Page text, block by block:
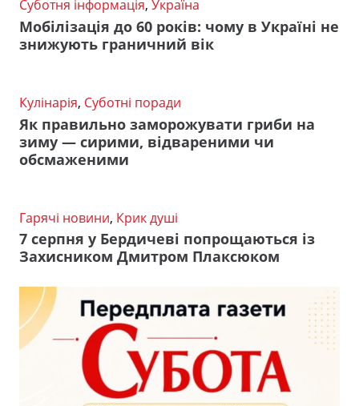
Суботня інформація, Україна
Мобілізація до 60 років: чому в Україні не
знижують граничний вік
Кулінарія, Суботні поради
Як правильно заморожувати гриби на
зиму — сирими, відвареними чи
обсмаженими
Гарячі новини, Крик душі
7 серпня у Бердичеві попрощаються із
Захисником Дмитром Плаксюком